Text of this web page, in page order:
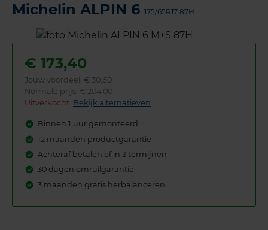
Michelin ALPIN 6 175/65R17 87H
€ 173,40
Jouw voordeel: € 30,60
Normale prijs: € 204,00
Uitverkocht: Bekijk alternatieven
Binnen 1 uur gemonteerd
12 maanden productgarantie
Achteraf betalen of in 3 termijnen
30 dagen omruilgarantie
3 maanden gratis herbalanceren